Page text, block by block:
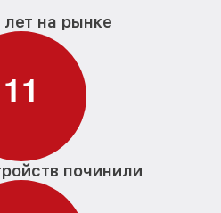
лет на рынке
11
починили